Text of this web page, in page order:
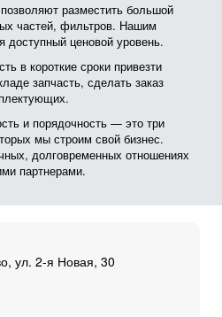
разместить большой
частей, фильтров. Нашим
доступный ценовой уровень.
в короткие сроки привезти
запчасть, сделать заказ
и порядочность — это три
мы строим свой бизнес.
долговременных отношениях
партнерами.
ул. 2-я Новая, 30